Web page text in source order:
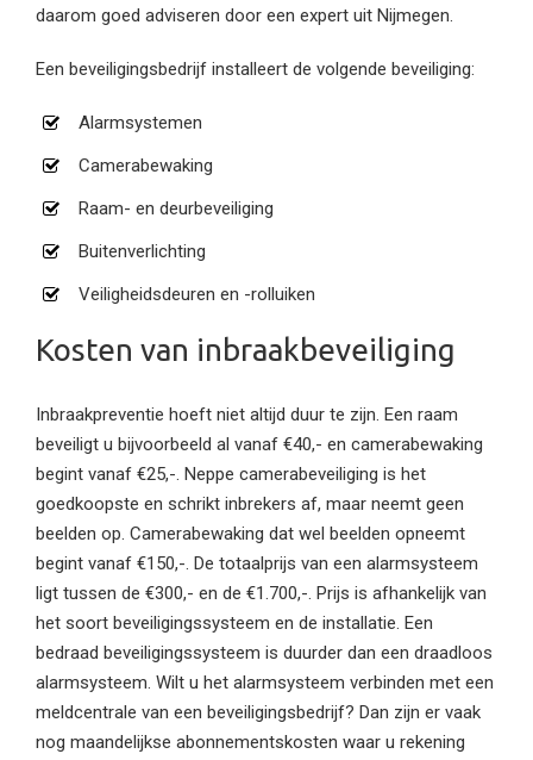
daarom goed adviseren door een expert uit Nijmegen.
Een beveiligingsbedrijf installeert de volgende beveiliging:
Alarmsystemen
Camerabewaking
Raam- en deurbeveiliging
Buitenverlichting
Veiligheidsdeuren en -rolluiken
Kosten van inbraakbeveiliging
Inbraakpreventie hoeft niet altijd duur te zijn. Een raam
beveiligt u bijvoorbeeld al vanaf €40,- en camerabewaking
begint vanaf €25,-. Neppe camerabeveiliging is het
goedkoopste en schrikt inbrekers af, maar neemt geen
beelden op. Camerabewaking dat wel beelden opneemt
begint vanaf €150,-. De totaalprijs van een alarmsysteem
ligt tussen de €300,- en de €1.700,-. Prijs is afhankelijk van
het soort beveiligingssysteem en de installatie. Een
bedraad beveiligingssysteem is duurder dan een draadloos
alarmsysteem. Wilt u het alarmsysteem verbinden met een
meldcentrale van een beveiligingsbedrijf? Dan zijn er vaak
nog maandelijkse abonnementskosten waar u rekening